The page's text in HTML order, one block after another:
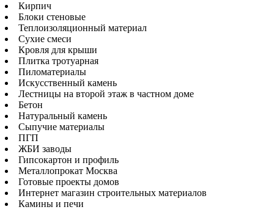
Кирпич
Блоки стеновые
Теплоизоляционный материал
Сухие смеси
Кровля для крыши
Плитка тротуарная
Пиломатериалы
Искусственный камень
Лестницы на второй этаж в частном доме
Бетон
Натуральный камень
Сыпучие материалы
ПГП
ЖБИ заводы
Гипсокартон и профиль
Металлопрокат Москва
Готовые проекты домов
Интернет магазин строительных материалов
Камины и печи